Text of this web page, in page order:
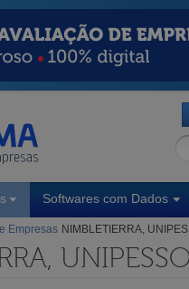
Softwares com Dados
Empresas NIMBLETIERRA,